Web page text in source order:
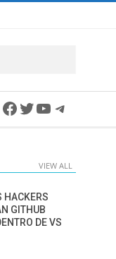
Facebook
Twitter
YouTube
VIEW ALL
HACKERS
GITHUB
DE VS